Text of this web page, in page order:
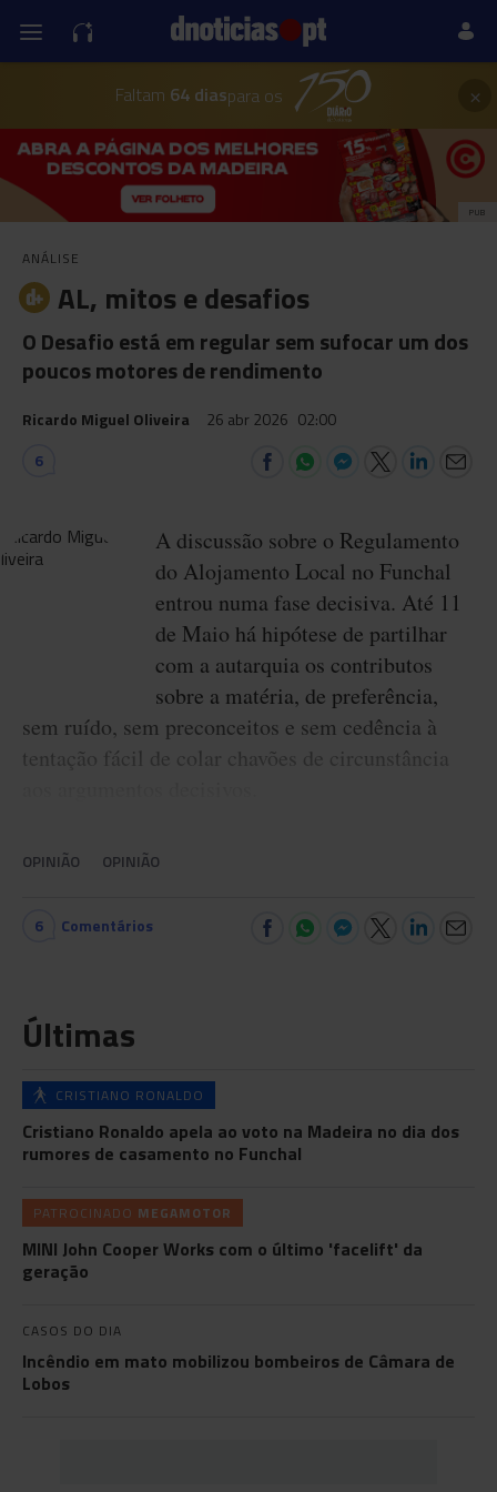
Faltam 64 diaspara os ×
PUB
ANÁLISE
AL, mitos e desafios
O Desafio está em regular sem sufocar um dos
poucos motores de rendimento
Ricardo Miguel Oliveira 26 abr 2026 02:00
6
A discussão sobre o Regulamento
do Alojamento Local no Funchal
entrou numa fase decisiva. Até 11
de Maio há hipótese de partilhar
com a autarquia os contributos
sobre a matéria, de preferência,
sem ruído, sem preconceitos e sem cedência à
tentação fácil de colar chavões de circunstância
OPINIÃO OPINIÃO
6 Comentários
Últimas
CRISTIANO RONALDO
Cristiano Ronaldo apela ao voto na Madeira no dia dos
rumores de casamento no Funchal
PATROCINADO MEGAMOTOR
MINI John Cooper Works com o último 'facelift' da
geração
CASOS DO DIA
Incêndio em mato mobilizou bombeiros de Câmara de
Lobos